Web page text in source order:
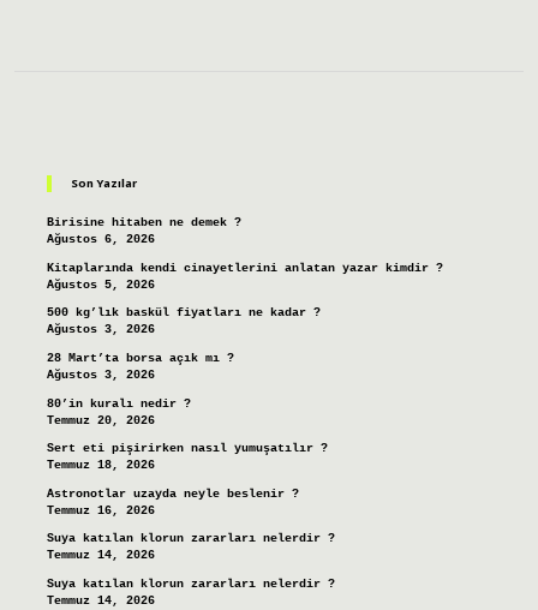
Son Yazılar
Birisine hitaben ne demek ?
Ağustos 6, 2026
Kitaplarında kendi cinayetlerini anlatan yazar kimdir ?
Ağustos 5, 2026
500 kg’lık baskül fiyatları ne kadar ?
Ağustos 3, 2026
28 Mart’ta borsa açık mı ?
Ağustos 3, 2026
80’in kuralı nedir ?
Temmuz 20, 2026
Sert eti pişirirken nasıl yumuşatılır ?
Temmuz 18, 2026
Astronotlar uzayda neyle beslenir ?
Temmuz 16, 2026
Suya katılan klorun zararları nelerdir ?
Temmuz 14, 2026
Suya katılan klorun zararları nelerdir ?
Temmuz 14, 2026